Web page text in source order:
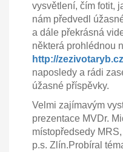
vysvětlení, čím fotit,
nám předvedl
a dále překrásná
některá prohlédnou
http://
naposledy a rádi
úžasné příspěvky.
Velmi zajímavým
prezentace MVDr.
místopředsedy
p.s. Zlín.Probíral